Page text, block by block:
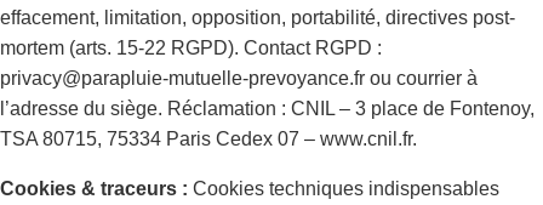
effacement, limitation, opposition, portabilité, directives post-
mortem (arts. 15-22 RGPD). Contact RGPD :
privacy@parapluie-mutuelle-prevoyance.fr ou courrier à
l’adresse du siège. Réclamation : CNIL – 3 place de Fontenoy,
TSA 80715, 75334 Paris Cedex 07 – www.cnil.fr.
Cookies & traceurs : Cookies techniques indispensables